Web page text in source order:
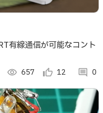
有線通信が可能なコント
visibility 657 thumb_up_alt 12 comment 0